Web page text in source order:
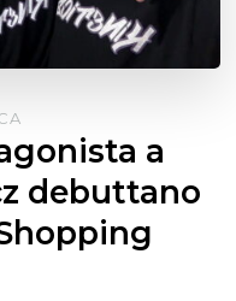
a
debuttano